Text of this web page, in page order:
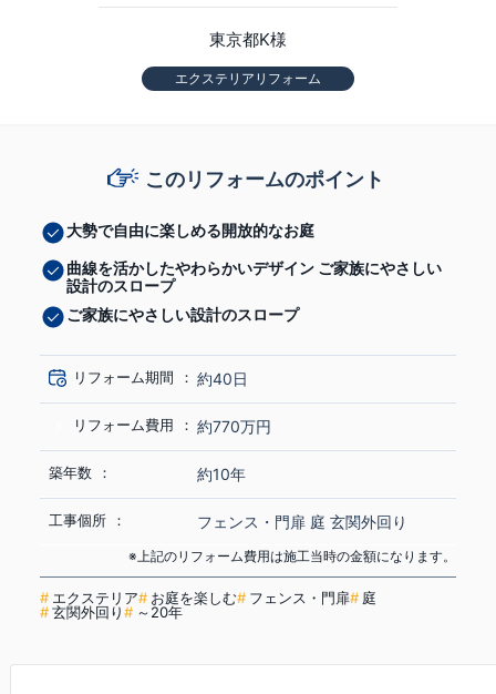
東京都K様
エクステリアリフォーム
このリフォームのポイント
大勢で自由に楽しめる開放的なお庭
曲線を活かしたやわらかいデザイン ご家族にやさしい
設計のスロープ
ご家族にやさしい設計のスロープ
リフォーム期間 約40日
リフォーム費用 約770万円
築年数 約10年
工事個所 フェンス・門扉 庭 玄関外回り
※上記のリフォーム費用は施工当時の金額になります。
エクステリア お庭を楽しむ フェンス・門扉
庭
玄関外回り
～20年